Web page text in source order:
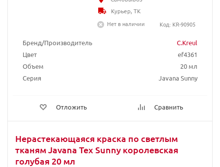
Бренд/Производитель
C.Kreul
Цвет
ef4361
Объем
20 мл
Серия
Javana Sunny
Отложить Сравнить
Курьер, ТК
Нет в наличии
Код: KR-90905
Нерастекающаяся краска по светлым
тканям Javana Tex Sunny королевская
голубая 20 мл